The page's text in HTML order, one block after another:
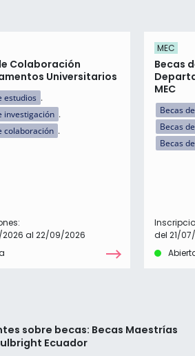
Colaboración
Universitarios
estudios
investigación
colaboración
2026 al 22/09/2026
MEC
Becas
MEC
Becas
Becas
Becas
del 21/
sobre becas: Becas Maestrías
Ecuador